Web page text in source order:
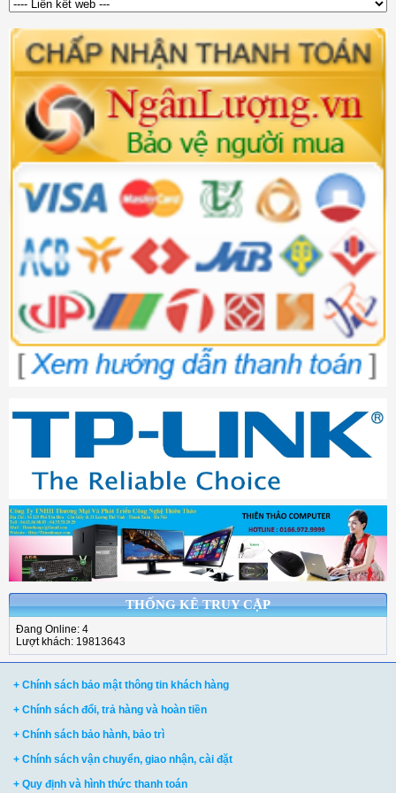
THỐNG KÊ TRUY CẬP
Đang Online: 4
Lượt khách: 19813643
+ Chính sách bảo mật thông tin khách hàng
+ Chính sách đổi, trả hàng và hoàn tiền
+ Chính sách bảo hành, bảo trì
+ Chính sách vận chuyển, giao nhận, cài đặt
+ Quy định và hình thức thanh toán